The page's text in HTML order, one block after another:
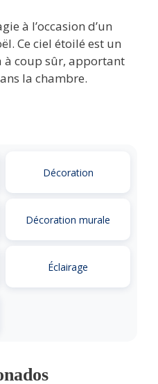
à l’occasion d’un
Ce ciel étoilé est un
à coup sûr, apportant
la chambre.
Décoration
Décoration murale
Éclairage